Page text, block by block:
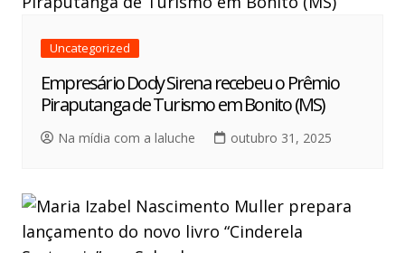
Uncategorized
Empresário Dody Sirena recebeu o Prêmio
Piraputanga de Turismo em Bonito (MS)
Na mídia com a laluche outubro 31, 2025